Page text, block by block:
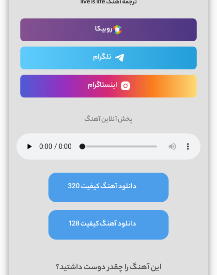
ترجمه آهنگ live is life
روبیکا
تلگرام
اینستاگرام
پخش آنلاین آهنگ
دانلود آهنگ کیفیت 320
دانلود آهنگ کیفیت 128
این آهنگ را چقدر دوست داشتید؟